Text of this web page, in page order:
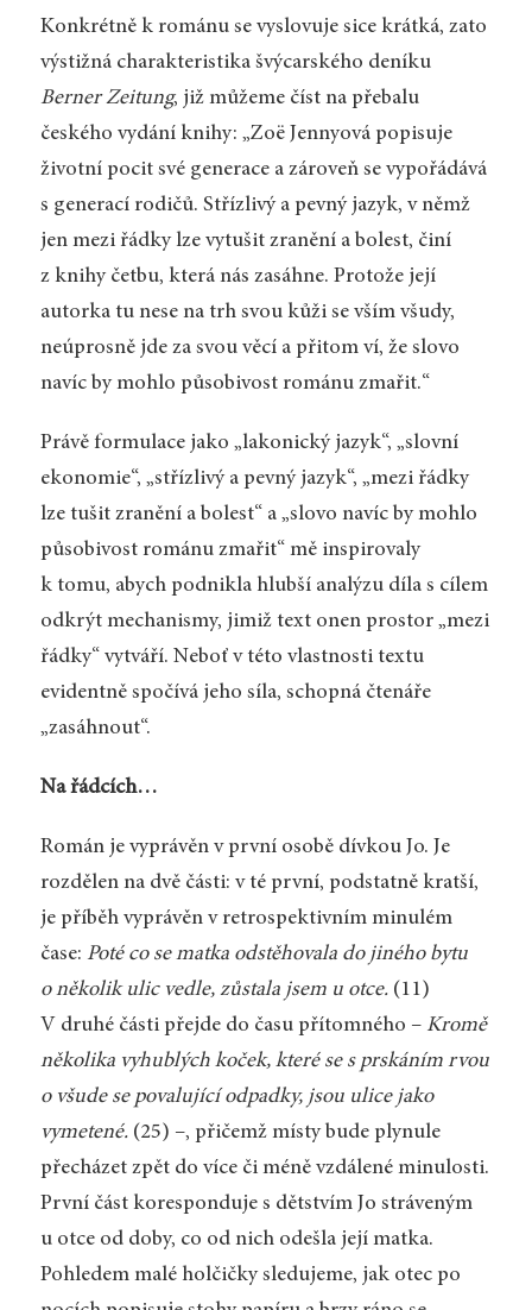
Konkrétně k románu se vyslovuje sice krátká, zato
výstižná charakteristika švýcarského deníku
Berner Zeitung, již můžeme číst na přebalu
českého vydání knihy: „Zoë Jennyová popisuje
životní pocit své generace a zároveň se vypořádává
s generací rodičů. Střízlivý a pevný jazyk, v němž
jen mezi řádky lze vytušit zranění a bolest, činí
z knihy četbu, která nás zasáhne. Protože její
autorka tu nese na trh svou kůži se vším všudy,
neúprosně jde za svou věcí a přitom ví, že slovo
navíc by mohlo působivost románu zmařit.“
Právě formulace jako „lakonický jazyk“, „slovní
ekonomie“, „střízlivý a pevný jazyk“, „mezi řádky
lze tušit zranění a bolest“ a „slovo navíc by mohlo
působivost románu zmařit“ mě inspirovaly
k tomu, abych podnikla hlubší analýzu díla s cílem
odkrýt mechanismy, jimiž text onen prostor „mezi
řádky“ vytváří. Neboť v této vlastnosti textu
evidentně spočívá jeho síla, schopná čtenáře
„zasáhnout“.
Na řádcích…
Román je vyprávěn v první osobě dívkou Jo. Je
rozdělen na dvě části: v té první, podstatně kratší,
je příběh vyprávěn v retrospektivním minulém
čase: Poté co se matka odstěhovala do jiného bytu
o několik ulic vedle, zůstala jsem u otce.(11)
V druhé části přejde do času přítomného – Kromě
několika vyhublých koček, které se s prskáním rvou
o všude se povalující odpadky, jsou ulice jako
vymetené.(25) –, přičemž místy bude plynule
přecházet zpět do více či méně vzdálené minulosti.
První část koresponduje s dětstvím Jo stráveným
u otce od doby, co od nich odešla její matka.
Pohledem malé holčičky sledujeme, jak otec po